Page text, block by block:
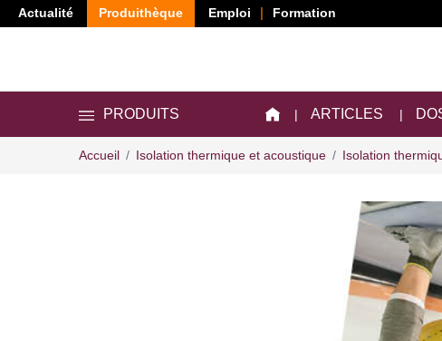
Actualité Produithèque Emploi Formation
PRODUITS ARTICLES
Accueil Isolation thermique et acoustique Isolation